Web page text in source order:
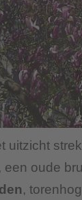
uitzicht
oude
,